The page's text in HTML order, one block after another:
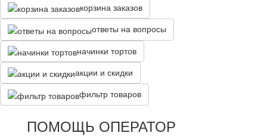
корзина заказов
ответы на вопросы
начинки тортов
акции и скидки
фильтр товаров
ПОМОЩЬ ОПЕРАТОР